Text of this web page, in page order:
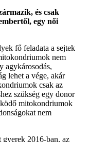
és csak
egy női
fő feladata a sejtek
nem
agykárosodás,
lehet a vége, akár
csak az
szükség egy donor
mitokondriumok
nem
gyerek 2016-ban, az